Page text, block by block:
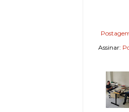
Assinar: